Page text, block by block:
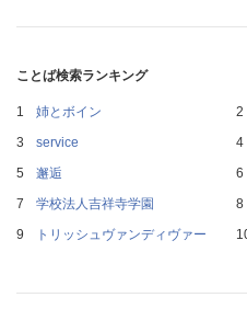
ことば検索ランキング
姉とボイン
service
邂逅
学校法人吉祥寺学園
トリッシュヴァンディヴァー